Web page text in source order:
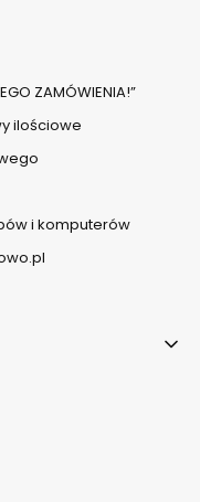
ZAMÓWIENIA!”
ilościowe
i komputerów